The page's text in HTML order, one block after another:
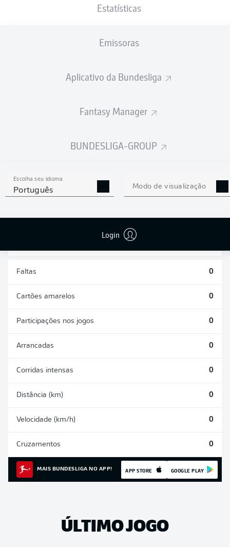
Estatísticas
Emissoras
Aplicativo da Bundesliga
Fantasy Manager
BUNDESLIGA-GROUP
Escolha seu idioma
Português Modo de visualização
Login
ESTATÍSTICAS DA
TEMPORADA 2018/2019
Faltas 0
Cartões amarelos 0
Participações nos jogos 0
Arrancadas 0
Corridas intensas 0
Distância (km) 0
Velocidade (km/h) 0
Cruzamentos 0
MAIS BUNDESLIGA NO APP! APP STORE GOOGLE PLAY
ÚLTIMO JOGO